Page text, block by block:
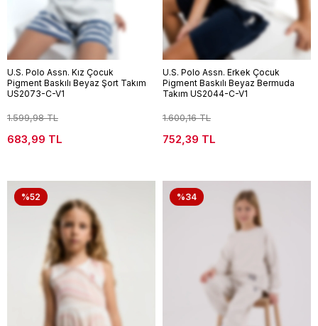
U.S. Polo Assn. Kız Çocuk
Pigment Baskılı Beyaz Şort Takım
US2073-C-V1
1.599,98 TL
683,99 TL
U.S. Polo Assn. Erkek Çocuk
Pigment Baskılı Beyaz Bermuda
Takım US2044-C-V1
1.600,16 TL
752,39 TL
%52 %34